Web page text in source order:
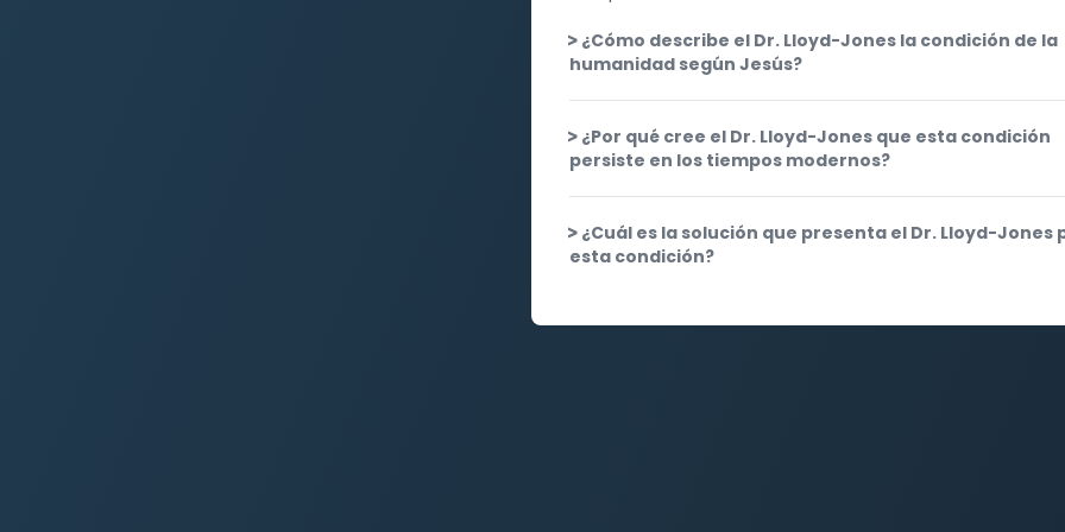
¿Cómo describe el Dr. Lloyd-Jones la condición de la
humanidad según Jesús?
¿Por qué cree el Dr. Lloyd-Jones que esta condición
persiste en los tiempos modernos?
¿Cuál es la solución que presenta el Dr. Lloyd-Jones
esta condición?